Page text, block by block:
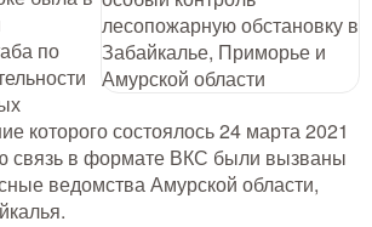
панно
пожаров
работы в лесу
лесника и егеря
по
которого состоялось 24 марта 2021
связь в формате ВКС были вызваны
ведомства Амурской области,